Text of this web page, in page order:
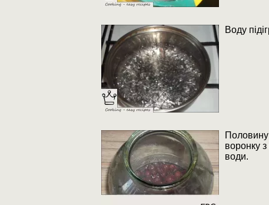
Воду
Половину
воронку
води.